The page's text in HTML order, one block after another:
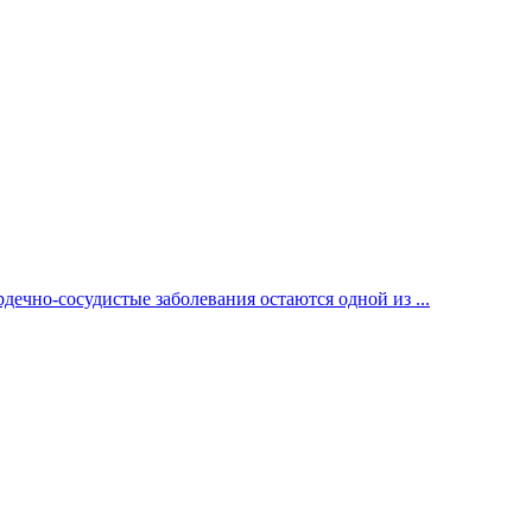
сосудистые заболевания остаются одной из ...